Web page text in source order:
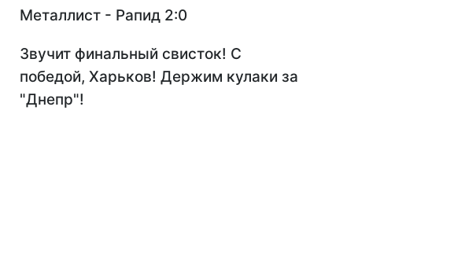
Металлист - Рапид 2:0
Звучит финальный свисток! С
победой, Харьков! Держим кулаки за
"Днепр"!